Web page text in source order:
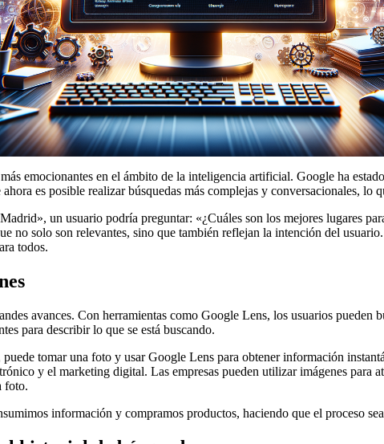
emocionantes en el ámbito de la inteligencia artificial. Google ha
es posible realizar búsquedas más complejas y conversacionales, lo
un usuario podría preguntar: «¿Cuáles son los mejores lugares
no solo son relevantes, sino que también reflejan la intención del
todos.
avances. Con herramientas como Google Lens, los usuarios
para describir lo que se está buscando.
tomar una foto y usar Google Lens para obtener información
y el marketing digital. Las empresas pueden utilizar imágenes para
foto.
información y compramos productos, haciendo que el proceso